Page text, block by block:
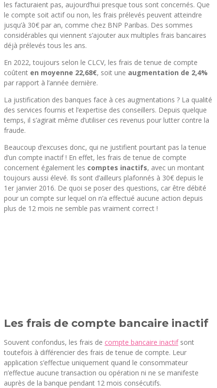
les facturaient pas, aujourd’hui presque tous sont concernés. Que
le compte soit actif ou non, les frais prélevés peuvent atteindre
jusqu’à 30€ par an, comme chez BNP Paribas. Des sommes
considérables qui viennent s’ajouter aux multiples frais bancaires
déjà prélevés tous les ans.
En 2022, toujours selon le CLCV, les frais de tenue de compte
coûtent en moyenne 22,68€, soit une augmentation de 2,4%
par rapport à l’année dernière.
La justification des banques face à ces augmentations ? La qualité
des services fournis et l’expertise des conseillers. Depuis quelque
temps, il s’agirait même d’utiliser ces revenus pour lutter contre la
fraude.
Beaucoup d’excuses donc, qui ne justifient pourtant pas la tenue
d’un compte inactif ! En effet, les frais de tenue de compte
concernent également les comptes inactifs, avec un montant
toujours aussi élevé. Ils sont d’ailleurs plafonnés à 30€ depuis le
1er janvier 2016. De quoi se poser des questions, car être débité
pour un compte sur lequel on n’a effectué aucune action depuis
plus de 12 mois ne semble pas vraiment correct !
Les frais de compte bancaire inactif
Souvent confondus, les frais de compte bancaire inactifsont
toutefois à différencier des frais de tenue de compte. Leur
application s’effectue uniquement quand le consommateur
n’effectue aucune transaction ou opération ni ne se manifeste
auprès de la banque pendant 12 mois consécutifs.